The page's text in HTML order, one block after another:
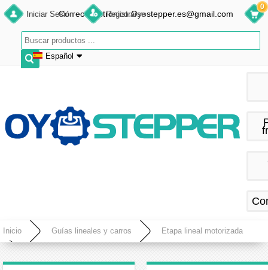
Iniciar Sesión Registrarse
Español
Français
Español
Correo electrónico:Oyostepper.es@gmail.com
0
Inicio Guías lineales y carros Etapa lineal motorizada